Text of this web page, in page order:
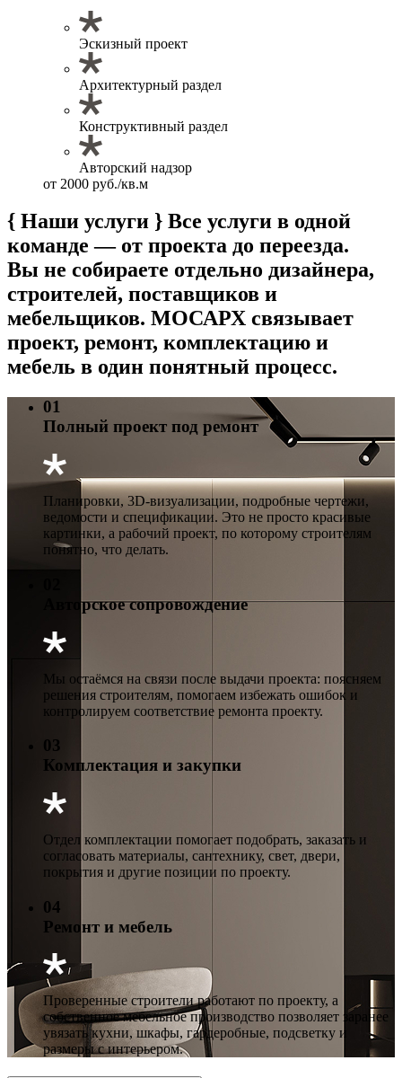
Эскизный проект
Архитектурный раздел
Конструктивный раздел
Авторский надзор
от 2000 руб./кв.м
{ Наши услуги } Все услуги в одной
команде — от проекта до переезда.
Вы не собираете отдельно дизайнера,
строителей, поставщиков и
мебельщиков. МОСАРХ связывает
проект, ремонт, комплектацию и
мебель в один понятный процесс.
01
Полный проект под ремонт
Планировки, 3D-визуализации, подробные чертежи,
ведомости и спецификации. Это не просто красивые
картинки, а рабочий проект, по которому строителям
понятно, что делать.
Авторское сопровождение
Мы остаёмся на связи после выдачи проекта: поясняем
решения строителям, помогаем избежать ошибок и
контролируем соответствие ремонта проекту.
03
Комплектация и закупки
Отдел комплектации помогает подобрать, заказать и
согласовать материалы, сантехнику, свет, двери,
покрытия и другие позиции по проекту.
04
Ремонт и мебель
Проверенные строители работают по проекту, а
собственное мебельное производство позволяет заранее
увязать кухни, шкафы, гардеробные, подсветку и
размеры с интерьером.